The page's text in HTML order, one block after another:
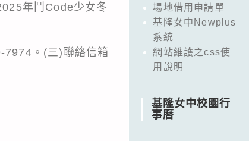
年鬥Code少女冬
7974。(三)聯絡信箱
場地借用申請單
基隆女中Newplus
系統
網站維護之css使
用說明
基隆女中校園行
事曆